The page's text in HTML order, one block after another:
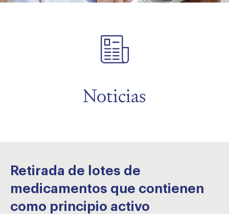
Noticias
Retirada de lotes de
medicamentos que contienen
como principio activo